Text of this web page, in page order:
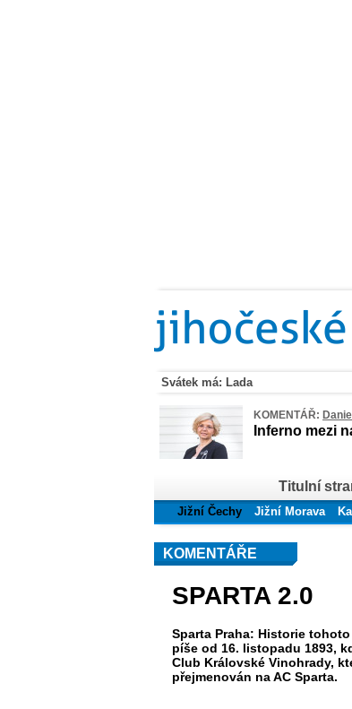
Svátek má: Lada
KOMENTÁŘ:
Inferno mezi
Titulní
Jižní Čechy Jižní Morava
KOMENTÁŘE
SPARTA 2.0
Sparta Praha: Historie
píše od 16. listopadu 1893,
Club Královské Vinohrady,
přejmenován na AC Sparta.